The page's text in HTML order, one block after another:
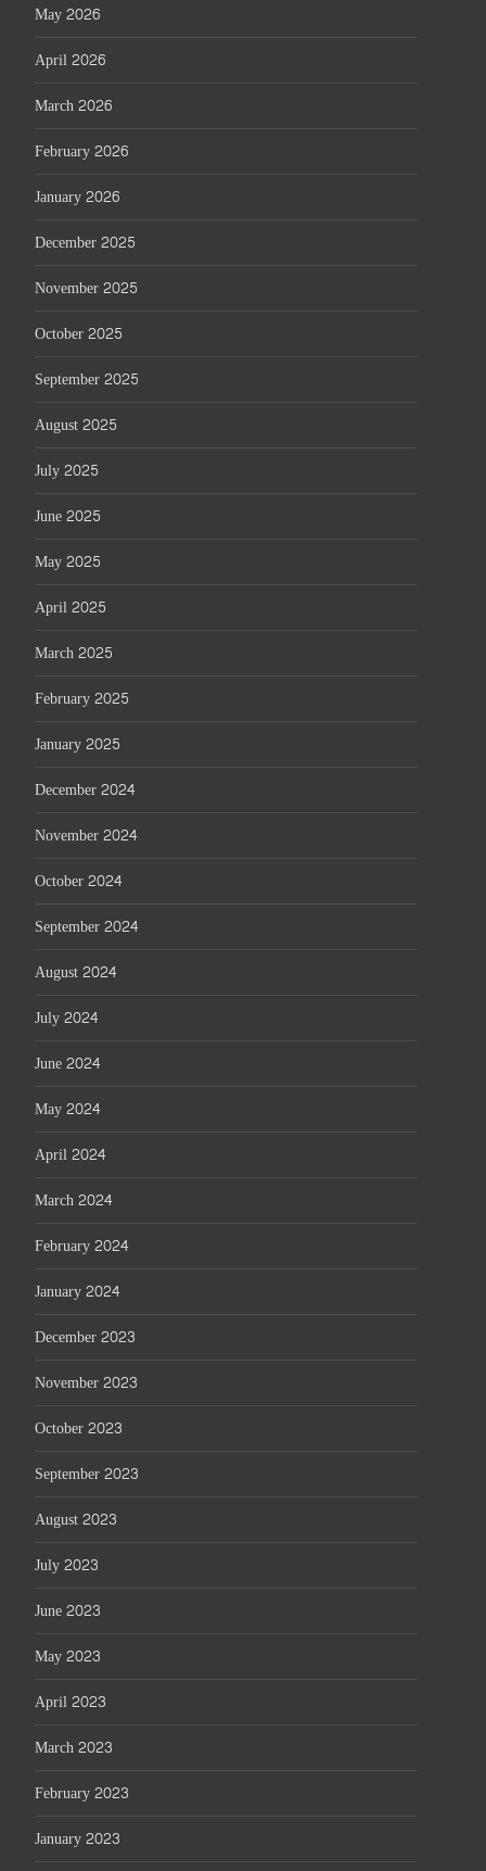
May 2026
April 2026
March 2026
February 2026
January 2026
December 2025
November 2025
October 2025
September 2025
August 2025
July 2025
June 2025
May 2025
April 2025
March 2025
February 2025
January 2025
December 2024
November 2024
October 2024
September 2024
August 2024
July 2024
June 2024
May 2024
April 2024
March 2024
February 2024
January 2024
December 2023
November 2023
October 2023
September 2023
August 2023
July 2023
June 2023
May 2023
April 2023
March 2023
February 2023
January 2023